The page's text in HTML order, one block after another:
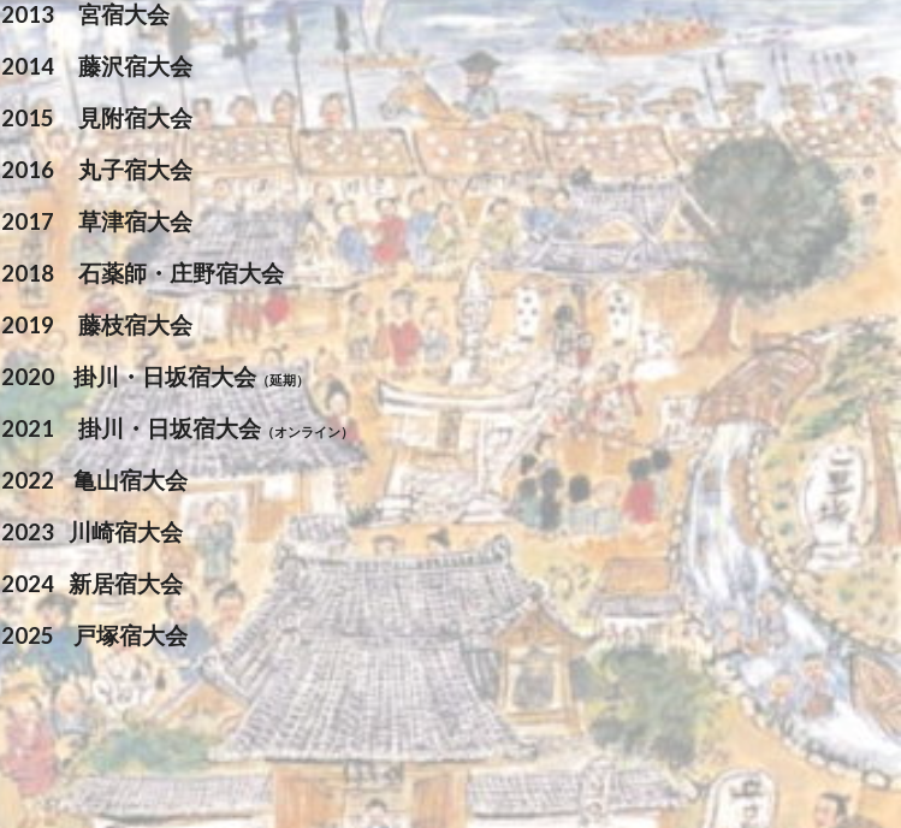
2013
宮宿大会
2014
藤沢宿大会
2015
見附宿大会
2016
丸子宿大会
2017
草津宿大会
2018
石薬師・庄野宿大会
2019
藤枝宿大会
2020 掛川・日坂宿大会（延期）
2021 掛川・日坂宿大会 （オンライン）
2022 亀山宿大会
2023 川崎宿大会
2024 新居宿大会
2025 戸塚宿大会